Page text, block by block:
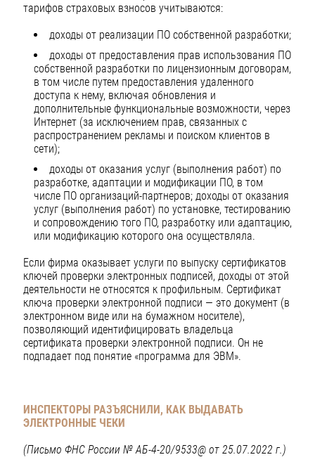
тарифов страховых взносов учитываются:
доходы от реализации ПО собственной разработки;
доходы от предоставления прав использования ПО
собственной разработки по лицензионным договорам,
в том числе путем предоставления удаленного
доступа к нему, включая обновления и
дополнительные функциональные возможности, через
Интернет (за исключением прав, связанных с
распространением рекламы и поиском клиентов в
сети);
доходы от оказания услуг (выполнения работ) по
разработке, адаптации и модификации ПО, в том
числе ПО организаций-партнеров; доходы от оказания
услуг (выполнения работ) по установке, тестированию
и сопровождению того ПО, разработку или адаптацию,
или модификацию которого она осуществляла.
Если фирма оказывает услуги по выпуску сертификатов
ключей проверки электронных подписей, доходы от этой
деятельности не относятся к профильным. Сертификат
ключа проверки электронной подписи — это документ (в
электронном виде или на бумажном носителе),
позволяющий идентифицировать владельца
сертификата проверки электронной подписи. Он не
подпадает под понятие «программа для ЭВМ».
ИНСПЕКТОРЫ РАЗЪЯСНИЛИ, КАК ВЫДАВАТЬ
ЭЛЕКТРОННЫЕ ЧЕКИ
(Письмо ФНС России № АБ-4-20/9533@ от 25.07.2022 г.)